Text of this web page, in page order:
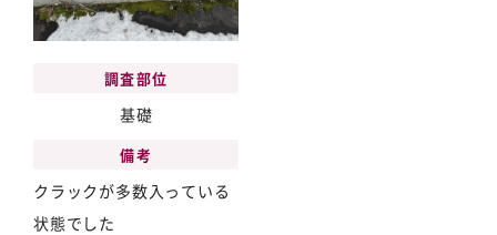
調査部位
基礎
備考
クラックが多数入っている
状態でした